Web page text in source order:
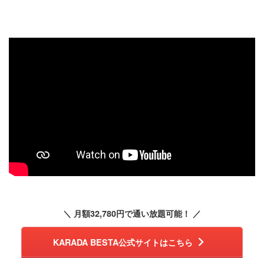
＼ 月額32,780円で通い放題可能！ ／
KARADA BESTA公式サイトはこちら